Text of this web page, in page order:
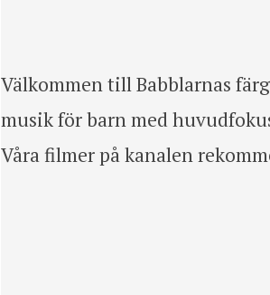
Välkommen till Babblarnas
musik för barn med
Våra filmer på kanalen